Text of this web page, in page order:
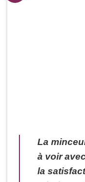
La
à voir
la